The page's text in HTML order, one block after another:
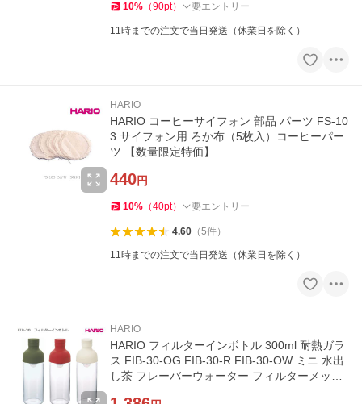
10% （90pt） 要エントリー
11時までの注文で当日発送（休業日を除く）
HARIO
HARIO コーヒーサイフォン 部品 パーツ FS-10
3 サイフォン用 ろか布（5枚入）コーヒーパー
ツ 【数量限定特価】
440円
10% （40pt） 要エントリー
4.60（5件）
11時までの注文で当日発送（休業日を除く）
HARIO
HARIO フィルターインボトル 300ml 耐熱ガラ
ス FIB-30-OG FIB-30-R FIB-30-OW ミニ 水出
し茶 フレーバーウォーター フィルターメッシ